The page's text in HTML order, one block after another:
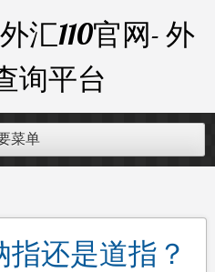
汇110官网- 外
询平台
菜单
还是道指？